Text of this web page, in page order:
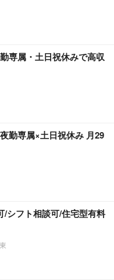
専属・土日祝休みで高収
勤専属×土日祝休み 月29
/シフト相談可/住宅型有料